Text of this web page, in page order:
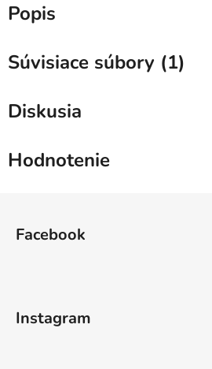
Popis
Súvisiace súbory (1)
Diskusia
Hodnotenie
Facebook
Instagram